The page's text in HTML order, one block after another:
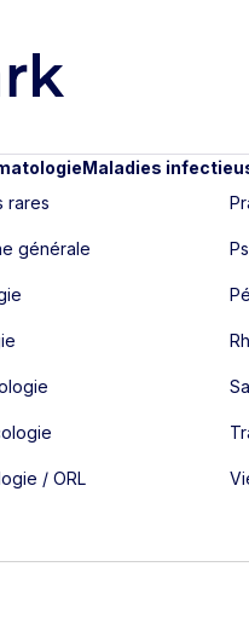
Maladies
rares
générale
/ ORL